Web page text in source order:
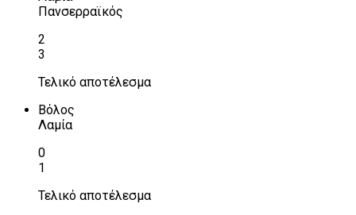
Πανσερραϊκός
2
3
Τελικό αποτέλεσμα
Βόλος
Λαμία
0
1
Τελικό αποτέλεσμα